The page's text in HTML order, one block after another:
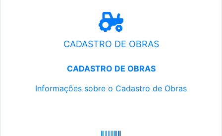
CADASTRO DE OBRAS
CADASTRO DE OBRAS
Informações sobre o Cadastro de Obras